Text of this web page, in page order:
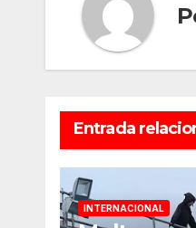
Entrada
INTERNACIONAL